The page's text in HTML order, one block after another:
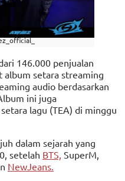
146.000 penjualan
album setara streaming
audio berdasarkan
ini juga
lagu (TEA) di minggu
dalam sejarah yang
setelah BTS, SuperM,
NewJeans.